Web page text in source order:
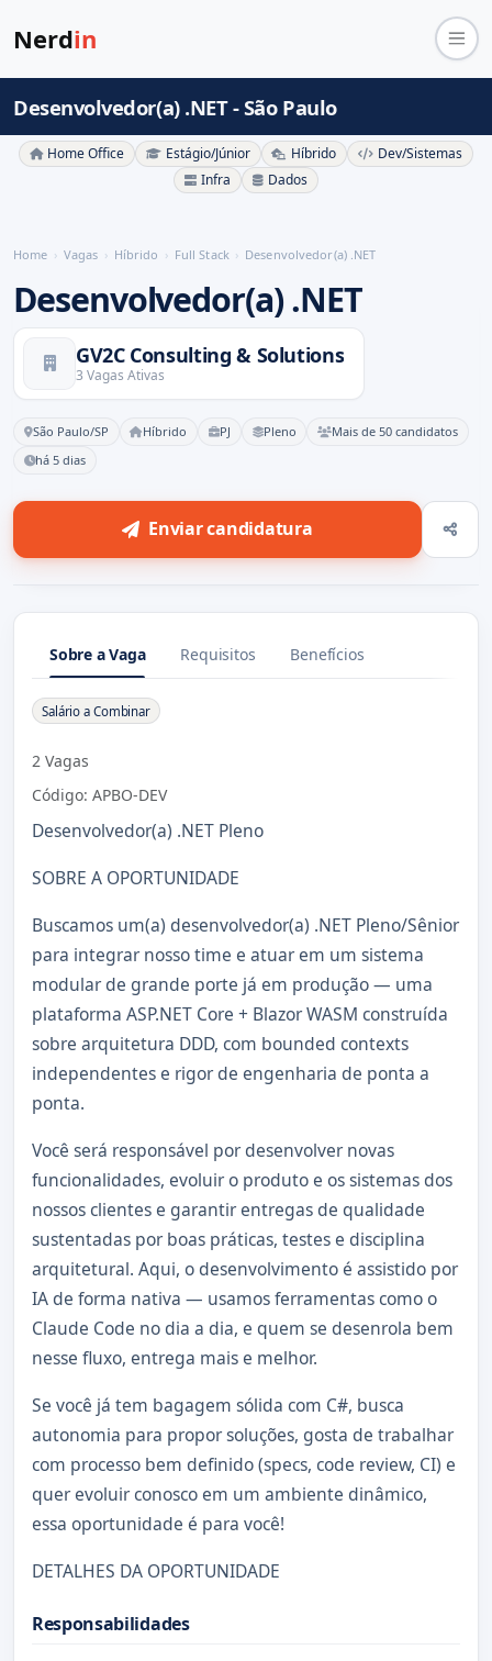
Nerdin
Desenvolvedor(a) .NET - São Paulo
Home Office Estágio/Júnior Híbrido
Dev/Sistemas
Infra
Dados
Home Vagas Híbrido Full Stack Desenvolvedor(a) .NET
Desenvolvedor(a) .NET
GV2C Consulting & Solutions
3 Vagas Ativas
São Paulo/SP Híbrido PJ Pleno
Mais de 50 candidatos
há 5 dias
Enviar candidatura
Sobre a Vaga Requisitos Benefícios
Sobre a Vaga
Salário a Combinar
2 Vagas
Código: APBO-DEV
Desenvolvedor(a) .NET Pleno
SOBRE A OPORTUNIDADE
Buscamos um(a) desenvolvedor(a) .NET Pleno/Sênior
para integrar nosso time e atuar em um sistema
modular de grande porte já em produção — uma
plataforma ASP.NET Core + Blazor WASM construída
sobre arquitetura DDD, com bounded contexts
independentes e rigor de engenharia de ponta a
ponta.
Você será responsável por desenvolver novas
funcionalidades, evoluir o produto e os sistemas dos
nossos clientes e garantir entregas de qualidade
sustentadas por boas práticas, testes e disciplina
arquitetural. Aqui, o desenvolvimento é assistido por
IA de forma nativa — usamos ferramentas como o
Claude Code no dia a dia, e quem se desenrola bem
nesse fluxo, entrega mais e melhor.
Se você já tem bagagem sólida com C#, busca
autonomia para propor soluções, gosta de trabalhar
com processo bem definido (specs, code review, CI) e
quer evoluir conosco em um ambiente dinâmico,
essa oportunidade é para você!
DETALHES DA OPORTUNIDADE
Responsabilidades